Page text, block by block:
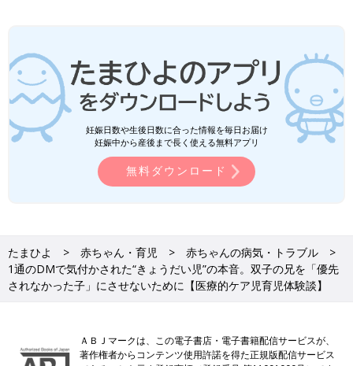
妊娠日数や生後日数に合った情報を毎日お届け
妊娠中から産後まで長く使える無料アプリ
無料ダウンロード
たまひよ 赤ちゃん・育児
赤ちゃんの病気・トラブル
1通のDMで気付かされた“きょうだい児”の本音。双子の兄を「優先
されなかった子」にさせないために【医療的ケア児育児体験談】
ＡＢＪマークは、この電子書店・電子書籍配信サービスが、
著作権者からコンテンツ使用許諾を得た正規版配信サービス